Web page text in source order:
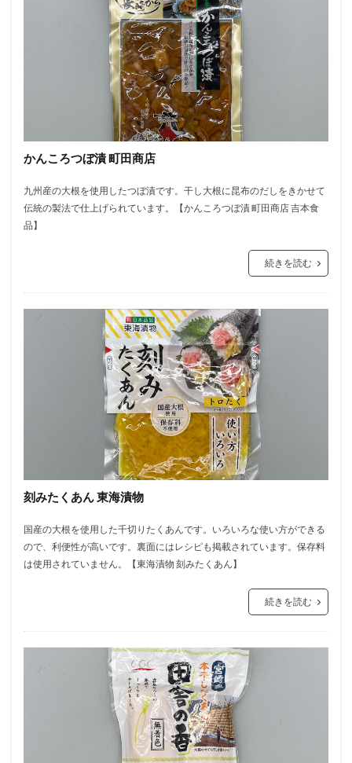
かんころつぼ漬 町田商店
九州産の大根を使用したつぼ漬です。干し大根に昆布のだしをきかせて
伝統の製法で仕上げられています。【かんころつぼ漬 町田商店 吉本食
品】
続きを読む
刻みたくあん 東海漬物
国産の大根を使用した千切りたくあんです。いろいろな使い方ができる
ので、利便性が高いです。裏面にはレシピも掲載されています。保存料
は使用されていません。【東海漬物 刻みたくあん】
続きを読む